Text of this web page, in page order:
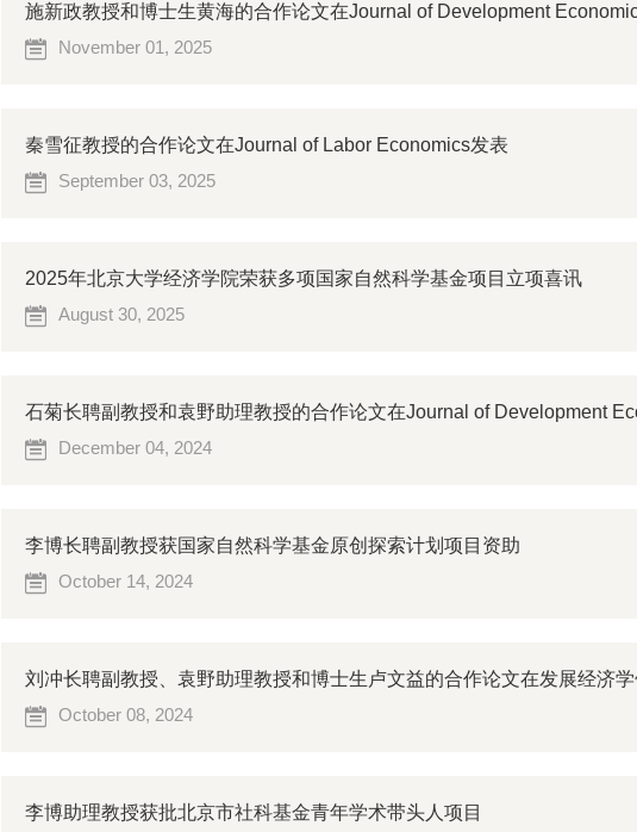
施新政教授和博士生黄海的合作论文在Journal of Development
November 01, 2025
秦雪征教授的合作论文在Journal of Labor Economics发表
September 03, 2025
2025年北京大学经济学院荣获多项国家自然科学基金项目立项喜讯
August 30, 2025
石菊长聘副教授和袁野助理教授的合作论文在Journal of Development
December 04, 2024
李博长聘副教授获国家自然科学基金原创探索计划项目资助
October 14, 2024
刘冲长聘副教授、袁野助理教授和博士生卢文益的合作论文在发展经济
October 08, 2024
李博助理教授获批北京市社科基金青年学术带头人项目